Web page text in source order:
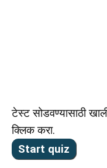
टेस्ट सोडवण्यासाठी
क्लिक करा.